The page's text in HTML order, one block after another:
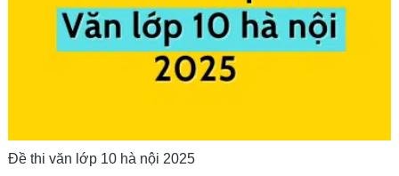
Đề thi văn lớp 10 hà nội 2025